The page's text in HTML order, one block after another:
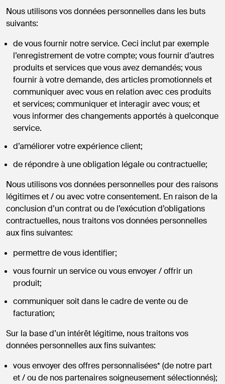
Nous utilisons vos données personnelles dans les buts
suivants:
de vous fournir notre service. Ceci inclut par exemple
l’enregistrement de votre compte; vous fournir d’autres
produits et services que vous avez demandés; vous
fournir à votre demande, des articles promotionnels et
communiquer avec vous en relation avec ces produits
et services; communiquer et interagir avec vous; et
vous informer des changements apportés à quelconque
service.
d’améliorer votre expérience client;
de répondre à une obligation légale ou contractuelle;
Nous utilisons vos données personnelles pour des raisons
légitimes et / ou avec votre consentement. En raison de la
conclusion d’un contrat ou de l’exécution d’obligations
contractuelles, nous traitons vos données personnelles
aux fins suivantes:
permettre de vous identifier;
vous fournir un service ou vous envoyer / offrir un
produit;
communiquer soit dans le cadre de vente ou de
facturation;
Sur la base d’un intérêt légitime, nous traitons vos
données personnelles aux fins suivantes:
vous envoyer des offres personnalisées* (de notre part
et / ou de nos partenaires soigneusement sélectionnés);